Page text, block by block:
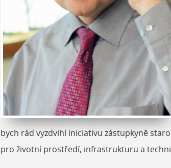
bych rád vyzdvihl iniciativu zástupkyně
pro životní prostředí, infrastrukturu a